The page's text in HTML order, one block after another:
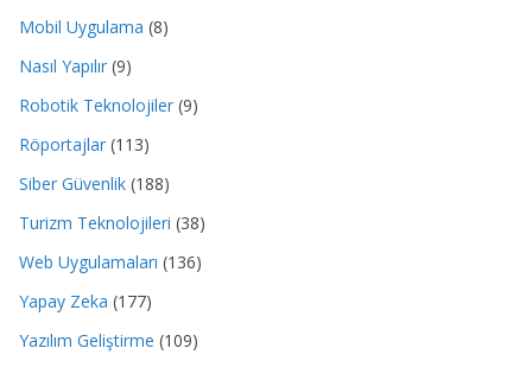
Mobil Uygulama (8)
Nasıl Yapılır (9)
Robotik Teknolojiler (9)
Röportajlar (113)
Siber Güvenlik (188)
Turizm Teknolojileri (38)
Web Uygulamaları (136)
Yapay Zeka (177)
Yazılım Geliştirme (109)